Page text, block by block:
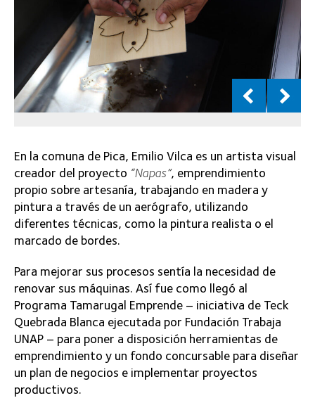
En la comuna de Pica, Emilio Vilca es un artista visual
creador del proyecto “Napas”, emprendimiento
propio sobre artesanía, trabajando en madera y
pintura a través de un aerógrafo, utilizando
diferentes técnicas, como la pintura realista o el
marcado de bordes.
Para mejorar sus procesos sentía la necesidad de
renovar sus máquinas. Así fue como llegó al
Programa Tamarugal Emprende – iniciativa de Teck
Quebrada Blanca ejecutada por Fundación Trabaja
UNAP – para poner a disposición herramientas de
emprendimiento y un fondo concursable para diseñar
un plan de negocios e implementar proyectos
productivos.